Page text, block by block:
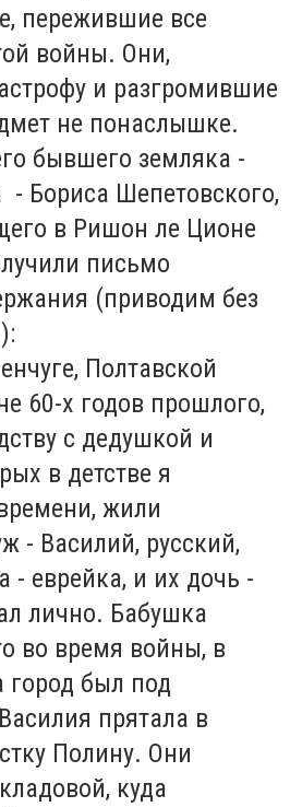
пережившие все
войны. Они,
и разгромившие
не понаслышке.
бывшего земляка -
Бориса Шепетовского,
в Ришон ле Ционе
письмо
(приводим без
Полтавской
60-х годов прошлого,
с дедушкой и
в детстве я
жили
- Василий, русский,
- еврейка, и их дочь -
лично. Бабушка
во время войны, в
город был под
прятала в
Полину. Они
куда